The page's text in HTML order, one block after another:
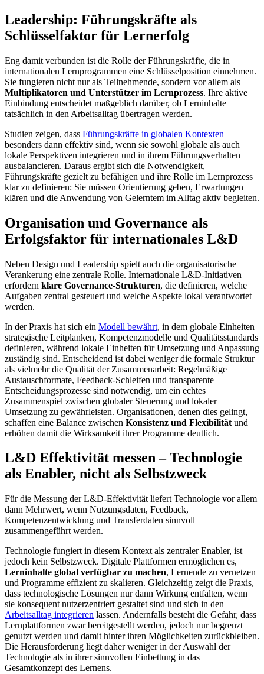
Leadership: Führungskräfte als
Schlüsselfaktor für Lernerfolg
Eng damit verbunden ist die Rolle der Führungskräfte, die in
internationalen Lernprogrammen eine Schlüsselposition einnehmen.
Sie fungieren nicht nur als Teilnehmende, sondern vor allem als
Multiplikatoren und Unterstützer im Lernprozess. Ihre aktive
Einbindung entscheidet maßgeblich darüber, ob Lerninhalte
tatsächlich in den Arbeitsalltag übertragen werden.
Studien zeigen, dass Führungskräfte in globalen Kontexten
besonders dann effektiv sind, wenn sie sowohl globale als auch
lokale Perspektiven integrieren und in ihrem Führungsverhalten
ausbalancieren. Daraus ergibt sich die Notwendigkeit,
Führungskräfte gezielt zu befähigen und ihre Rolle im Lernprozess
klar zu definieren: Sie müssen Orientierung geben, Erwartungen
klären und die Anwendung von Gelerntem im Alltag aktiv begleiten.
Organisation und Governance als
Erfolgsfaktor für internationales L&D
Neben Design und Leadership spielt auch die organisatorische
Verankerung eine zentrale Rolle. Internationale L&D-Initiativen
erfordern klare Governance-Strukturen, die definieren, welche
Aufgaben zentral gesteuert und welche Aspekte lokal verantwortet
werden.
In der Praxis hat sich ein Modell bewährt, in dem globale Einheiten
strategische Leitplanken, Kompetenzmodelle und Qualitätsstandards
definieren, während lokale Einheiten für Umsetzung und Anpassung
zuständig sind. Entscheidend ist dabei weniger die formale Struktur
als vielmehr die Qualität der Zusammenarbeit: Regelmäßige
Austauschformate, Feedback-Schleifen und transparente
Entscheidungsprozesse sind notwendig, um ein echtes
Zusammenspiel zwischen globaler Steuerung und lokaler
Umsetzung zu gewährleisten. Organisationen, denen dies gelingt,
schaffen eine Balance zwischen Konsistenz und Flexibilität und
erhöhen damit die Wirksamkeit ihrer Programme deutlich.
L&D Effektivität messen – Technologie
als Enabler, nicht als Selbstzweck
Für die Messung der L&D-Effektivität liefert Technologie vor allem
dann Mehrwert, wenn Nutzungsdaten, Feedback,
Kompetenzentwicklung und Transferdaten sinnvoll
zusammengeführt werden.
Technologie fungiert in diesem Kontext als zentraler Enabler, ist
jedoch kein Selbstzweck. Digitale Plattformen ermöglichen es,
Lerninhalte global verfügbar zu machen, Lernende zu vernetzen
und Programme effizient zu skalieren. Gleichzeitig zeigt die Praxis,
dass technologische Lösungen nur dann Wirkung entfalten, wenn
sie konsequent nutzerzentriert gestaltet sind und sich in den
Arbeitsalltag integrieren lassen. Andernfalls besteht die Gefahr, dass
Lernplattformen zwar bereitgestellt werden, jedoch nur begrenzt
genutzt werden und damit hinter ihren Möglichkeiten zurückbleiben.
Die Herausforderung liegt daher weniger in der Auswahl der
Technologie als in ihrer sinnvollen Einbettung in das
Gesamtkonzept des Lernens.